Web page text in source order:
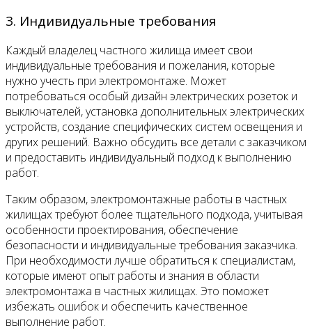
3. Индивидуальные требования
Каждый владелец частного жилища имеет свои
индивидуальные требования и пожелания, которые
нужно учесть при электромонтаже. Может
потребоваться особый дизайн электрических розеток и
выключателей, установка дополнительных электрических
устройств, создание специфических систем освещения и
других решений. Важно обсудить все детали с заказчиком
и предоставить индивидуальный подход к выполнению
работ.
Таким образом, электромонтажные работы в частных
жилищах требуют более тщательного подхода, учитывая
особенности проектирования, обеспечение
безопасности и индивидуальные требования заказчика.
При необходимости лучше обратиться к специалистам,
которые имеют опыт работы и знания в области
электромонтажа в частных жилищах. Это поможет
избежать ошибок и обеспечить качественное
выполнение работ.